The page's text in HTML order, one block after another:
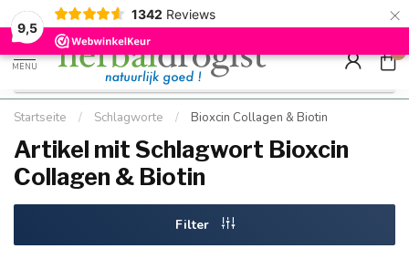
9,5
1342 Reviews ×
Kostenloser DE-Versand ab Mindestbestellwert |
Schnell geliefert
Minimum
Hızlı
MENU
0
Startseite / Schlagworte / Bioxcin Collagen & Biotin
Artikel mit Schlagwort Bioxcin
Collagen & Biotin
Filter